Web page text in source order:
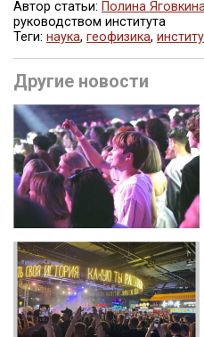
во
Автор статьи: Полина
руководством института
Теги: наука, геофизика,
Другие новости